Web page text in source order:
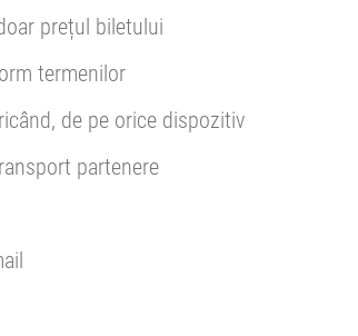
prețul biletului
termenilor
de pe orice dispozitiv
partenere